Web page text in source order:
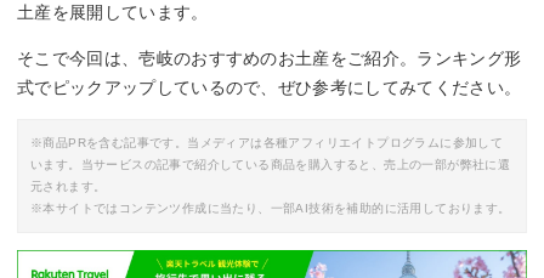
土産を展開しています。
そこで今回は、壱岐のおすすめのお土産をご紹介。ランキング形
式でピックアップしているので、ぜひ参考にしてみてください。
※商品PRを含む記事です。当メディアは各種アフィリエイトプログラムに参加して
います。当サービスの記事で紹介している商品を購入すると、売上の一部が弊社に還
元されます。
※本サイトではコンテンツ作成に当たり、一部AI技術を補助的に活用しております。